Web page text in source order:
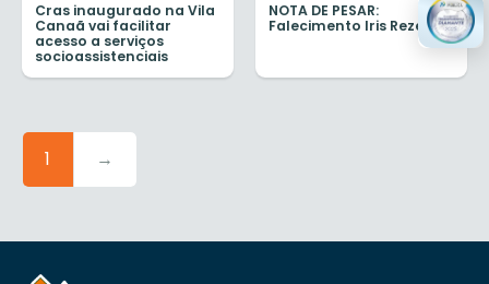
Cras inaugurado na Vila
Canaã vai facilitar
acesso a serviços
socioassistenciais
NOTA DE PESAR:
Falecimento Iris Rezende
1 →